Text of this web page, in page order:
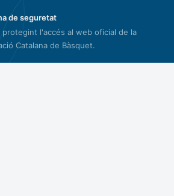
de seguretat
protegint l'accés al web oficial de la
Catalana de Bàsquet.